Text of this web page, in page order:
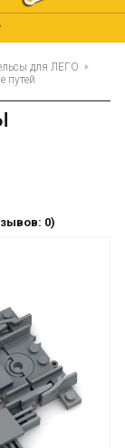
для ЛЕГО
путей
0)